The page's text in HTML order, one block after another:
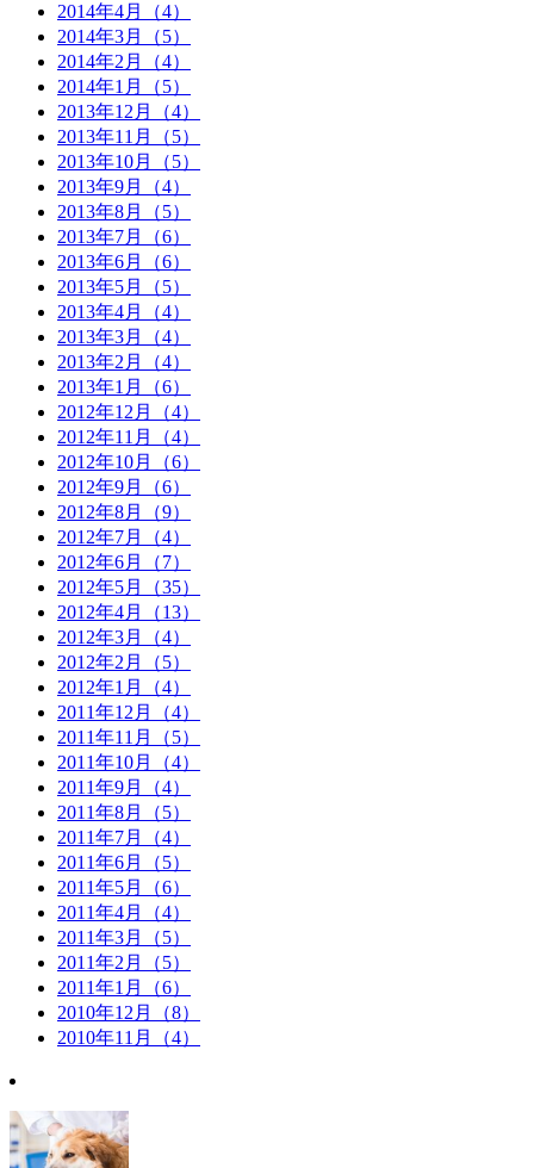
2014年4月（4）
2014年3月（5）
2014年2月（4）
2014年1月（5）
2013年12月（4）
2013年11月（5）
2013年10月（5）
2013年9月（4）
2013年8月（5）
2013年7月（6）
2013年6月（6）
2013年5月（5）
2013年4月（4）
2013年3月（4）
2013年2月（4）
2013年1月（6）
2012年12月（4）
2012年11月（4）
2012年10月（6）
2012年9月（6）
2012年8月（9）
2012年7月（4）
2012年6月（7）
2012年5月（35）
2012年4月（13）
2012年3月（4）
2012年2月（5）
2012年1月（4）
2011年12月（4）
2011年11月（5）
2011年10月（4）
2011年9月（4）
2011年8月（5）
2011年7月（4）
2011年6月（5）
2011年5月（6）
2011年4月（4）
2011年3月（5）
2011年2月（5）
2011年1月（6）
2010年12月（8）
2010年11月（4）